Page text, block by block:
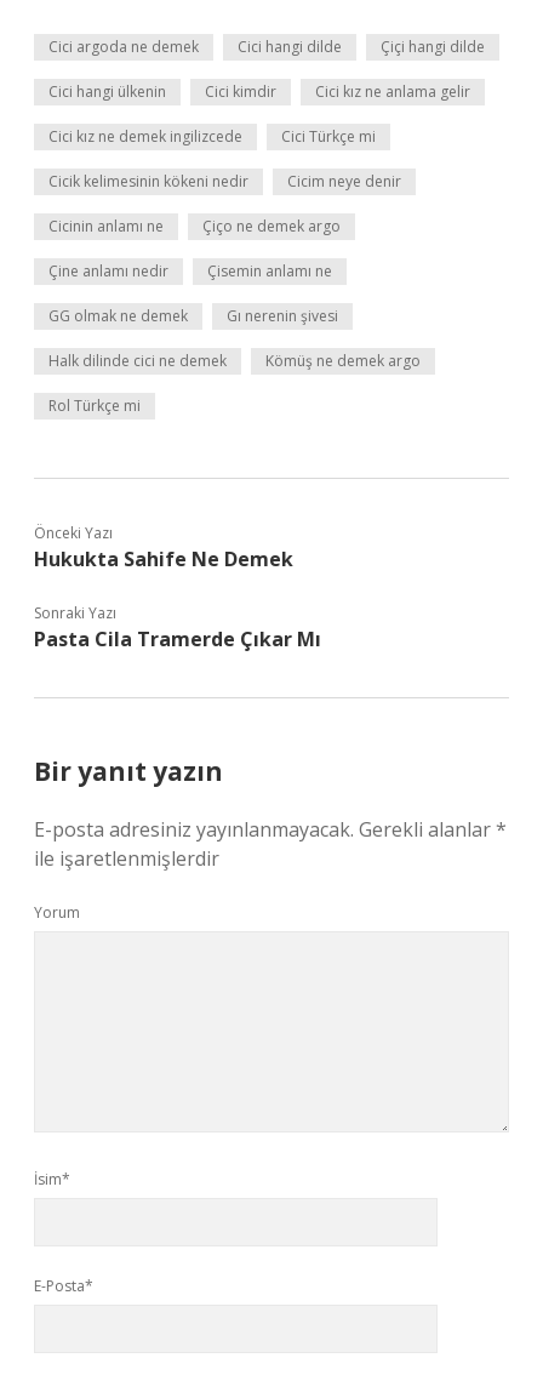
Cici argoda ne demek Cici hangi dilde Çiçi hangi dilde
Cici hangi ülkenin Cici kimdir Cici kız ne anlama gelir
Cici kız ne demek ingilizcede Cici Türkçe mi
Cicik kelimesinin kökeni nedir Cicim neye denir
Cicinin anlamı ne Çiço ne demek argo
Çine anlamı nedir Çisemin anlamı ne
GG olmak ne demek Gı nerenin şivesi
Halk dilinde cici ne demek Kömüş ne demek argo
Rol Türkçe mi
Önceki Yazı
Hukukta Sahife Ne Demek
Sonraki Yazı
Pasta Cila Tramerde Çıkar Mı
Bir yanıt yazın
E-posta adresiniz yayınlanmayacak. Gerekli alanlar*
ile işaretlenmişlerdir
Yorum
İsim*
E-Posta*